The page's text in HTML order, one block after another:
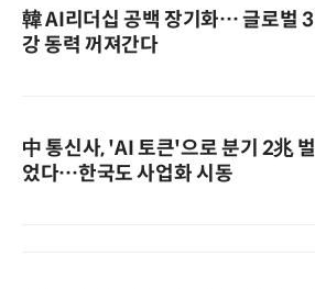
韓 AI리더십 공백 장기화… 글로벌 3
강 동력 꺼져간다
中 통신사, 'AI 토큰'으로 분기 2兆 벌
었다…한국도 사업화 시동